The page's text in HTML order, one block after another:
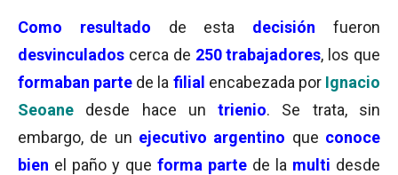
Como resultado de esta decisión
fueron
desvinculados cerca de 250 trabajadores, los que
formaban parte de la filial encabezada por Ignacio
Seoane desde hace untrienio. Se trata, sin
embargo, de un ejecutivo argentino que conoce
bien el paño y que forma parte de la multi desde